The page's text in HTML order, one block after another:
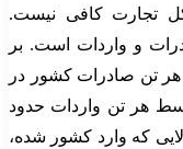
تجارت کافی نیست.
و واردات است. بر
تن صادرات کشور در
متوسط هر تن واردات حدود
که وارد کشور شده،